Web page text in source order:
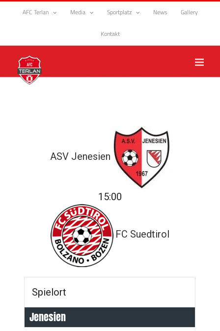
Zum
AFC Terlan Media Sportplatz News Gallery
Kontakt
ASV Jenesien
15:00
FC Suedtirol
Spielort
Jenesien